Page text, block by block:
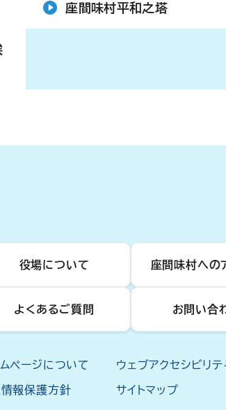
座間味村平和之塔
役場について 座間味村への
よくあるご質問 お問い合
ページについて ウェブアクセシビリ
報保護方針 サイトマップ